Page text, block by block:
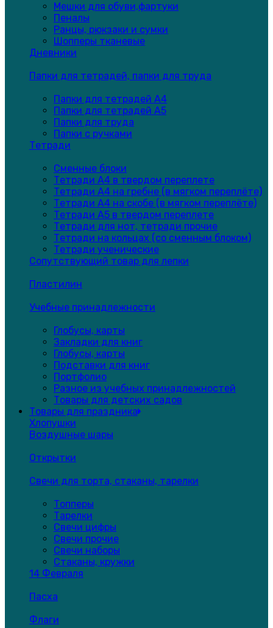
Мешки для обуви,фартуки
Пеналы
Ранцы, рюкзаки и сумки
Шопперы тканевые
Дневники
Папки для тетрадей, папки для труда
Папки для тетрадей А4
Папки для тетрадей А5
Папки для труда
Папки с ручками
Тетради
Сменные блоки
Тетради А4 в твердом переплете
Тетради А4 на гребне (в мягком переплёте)
Тетради А4 на скобе (в мягком переплёте)
Тетради А5 в твердом переплете
Тетради для нот, тетради прочие
Тетради на кольцах (со сменным блоком)
Тетради ученические
Сопутствующий товар для лепки
Пластилин
Учебные принадлежности
Глобусы, карты
Закладки для книг
Глобусы, карты
Подставки для книг
Портфолио
Разное из учебных принадлежностей
Товары для детских садов
Товары для праздника
Хлопушки
Воздушные шары
Открытки
Свечи для торта, стаканы, тарелки
Топперы
Тарелки
Свечи цифры
Свечи прочие
Свечи наборы
Стаканы, кружки
14 Февраля
Пасха
Флаги